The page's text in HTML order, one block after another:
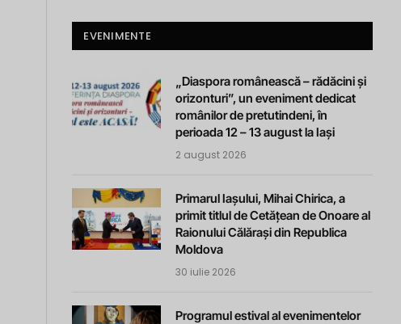
EVENIMENTE
„Diaspora românească – rădăcini și
orizonturi”, un eveniment dedicat
românilor de pretutindeni, în
perioada 12 – 13 august la Iași
2 august 2026
Primarul Iașului, Mihai Chirica, a
primit titlul de Cetățean de Onoare al
Raionului Călărași din Republica
Moldova
30 iulie 2026
Programul estival al evenimentelor